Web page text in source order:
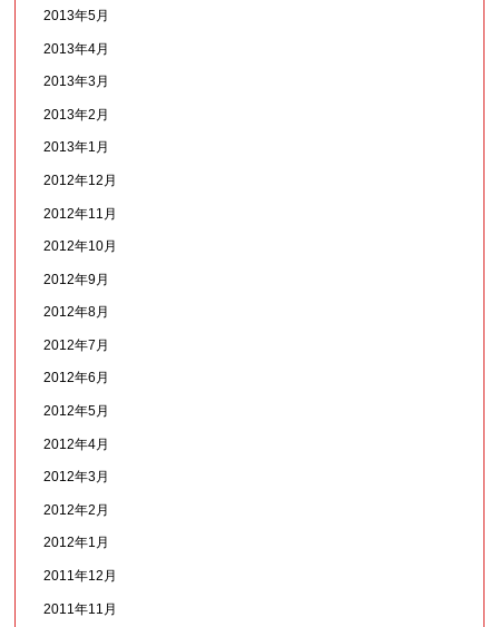
2013年5月
2013年4月
2013年3月
2013年2月
2013年1月
2012年12月
2012年11月
2012年10月
2012年9月
2012年8月
2012年7月
2012年6月
2012年5月
2012年4月
2012年3月
2012年2月
2012年1月
2011年12月
2011年11月